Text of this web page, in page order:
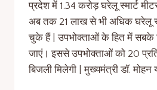
प्रदेश में 1.34 करोड़ घरेलू स्मार्ट
अब तक 21 लाख से भी अधिक घरेलू
चुके हैं | उपभोक्ताओं के हित में सबके
जाएं। इससे उपभोक्ताओं को 20
बिजली मिलेगी | मुख्यमंत्री डॉ. मोहन